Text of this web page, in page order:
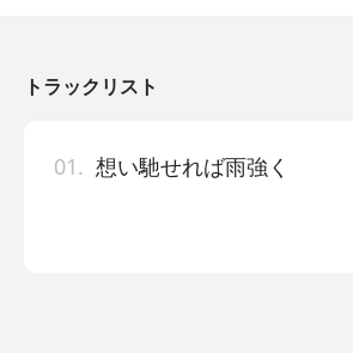
トラックリスト
01. 想い馳せれば雨強く